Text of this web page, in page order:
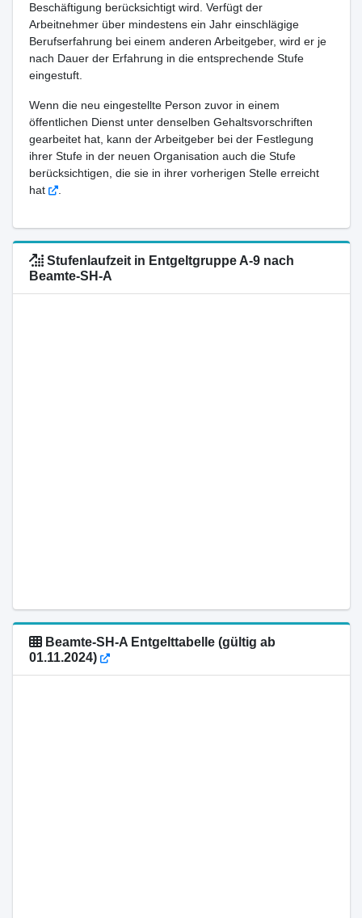
Beschäftigung berücksichtigt wird. Verfügt der
Arbeitnehmer über mindestens ein Jahr einschlägige
Berufserfahrung bei einem anderen Arbeitgeber, wird er je
nach Dauer der Erfahrung in die entsprechende Stufe
eingestuft.
Wenn die neu eingestellte Person zuvor in einem
öffentlichen Dienst unter denselben Gehaltsvorschriften
gearbeitet hat, kann der Arbeitgeber bei der Festlegung
ihrer Stufe in der neuen Organisation auch die Stufe
berücksichtigen, die sie in ihrer vorherigen Stelle erreicht
hat
.
Stufenlaufzeit in Entgeltgruppe A-9 nach
Beamte-SH-A
Beamte-SH-A Entgelttabelle (gültig ab
01.11.2024)